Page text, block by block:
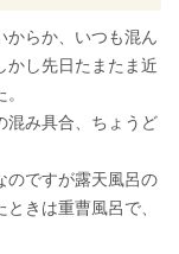
からか、いつも混ん
かし先日たまたま近
混み具合、ちょうど
のですが露天風呂の
きは重曹風呂で、